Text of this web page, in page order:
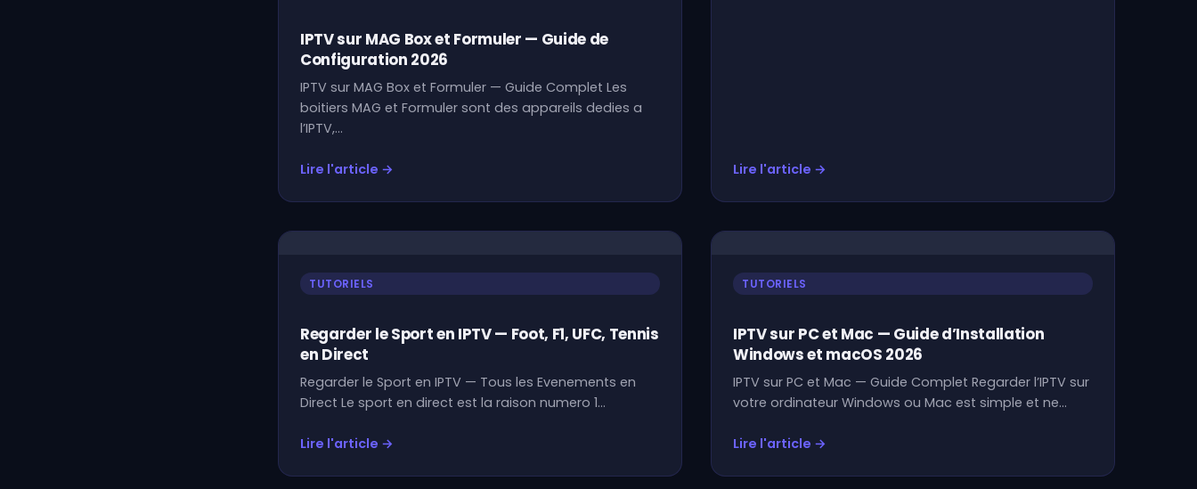
IPTV sur MAG Box et Formuler — Guide de
Configuration 2026
IPTV sur MAG Box et Formuler — Guide Complet Les
boitiers MAG et Formuler sont des appareils dedies a
l’IPTV,…
Lire l'article → Lire l'article →
TUTORIELS
Regarder le Sport en IPTV — Foot, F1, UFC, Tennis
en Direct
Regarder le Sport en IPTV — Tous les Evenements en
Direct Le sport en direct est la raison numero 1…
Lire l'article →
TUTORIELS
IPTV sur PC et Mac — Guide d’Installation
Windows et macOS 2026
IPTV sur PC et Mac — Guide Complet Regarder l’IPTV sur
votre ordinateur Windows ou Mac est simple et ne…
Lire l'article →